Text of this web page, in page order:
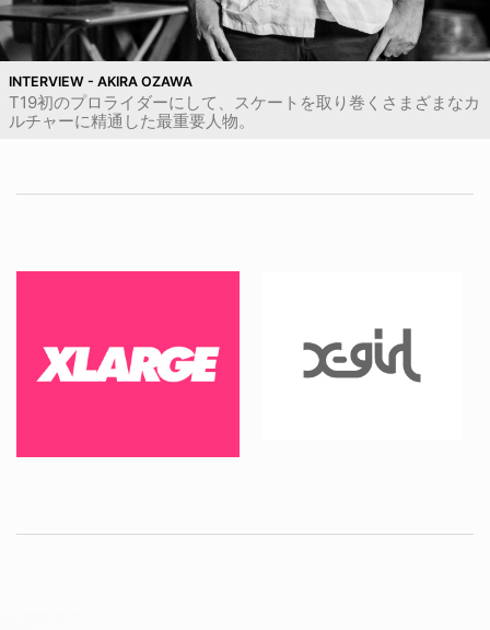
INTERVIEW - AKIRA OZAWA
T19初のプロライダーにして、スケートを取り巻くさまざまなカ
ルチャーに精通した最重要人物。